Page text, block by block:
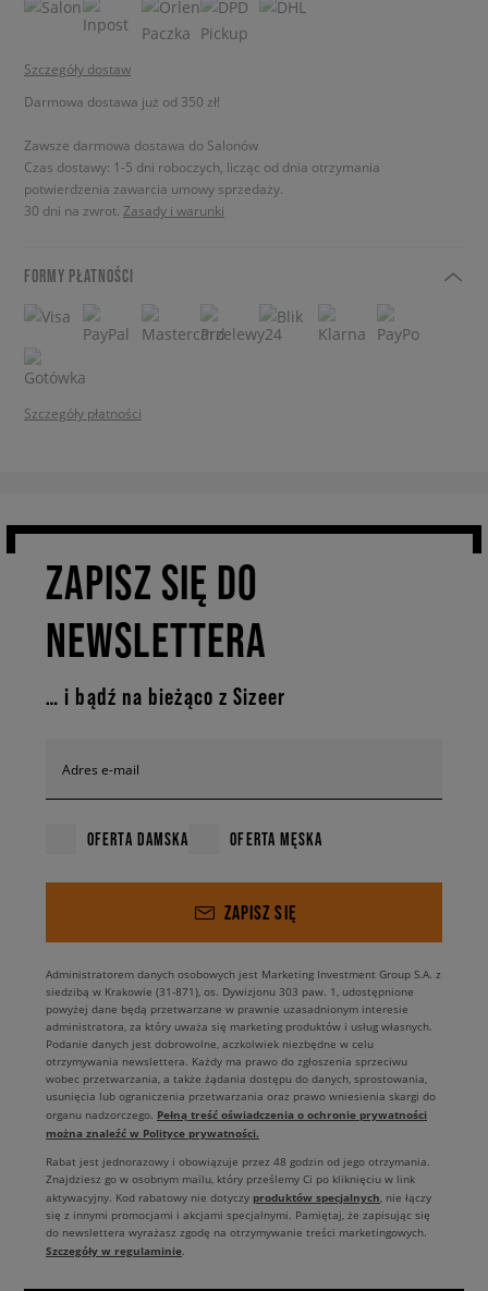
Szczegóły dostaw
Darmowa dostawa już od 350 zł!
Zawsze darmowa dostawa do Salonów
Czas dostawy: 1-5 dni roboczych, licząc od dnia otrzymania
potwierdzenia zawarcia umowy sprzedaży.
30 dni na zwrot. Zasady i warunki
FORMY PŁATNOŚCI
Szczegóły płatności
ZAPISZ SIĘ DO
NEWSLETTERA
… i bądź na bieżąco z Sizeer
Adres e-mail
OFERTA DAMSKA OFERTA MĘSKA
ZAPISZ SIĘ
Administratorem danych osobowych jest Marketing Investment Group S.A. z
siedzibą w Krakowie (31-871), os. Dywizjonu 303 paw. 1, udostępnione
powyżej dane będą przetwarzane w prawnie uzasadnionym interesie
administratora, za który uważa się marketing produktów i usług własnych.
Podanie danych jest dobrowolne, aczkolwiek niezbędne w celu
otrzymywania newslettera. Każdy ma prawo do zgłoszenia sprzeciwu
wobec przetwarzania, a także żądania dostępu do danych, sprostowania,
usunięcia lub ograniczenia przetwarzania oraz prawo wniesienia skargi do
organu nadzorczego. Pełną treść oświadczenia o ochronie prywatności
można znaleźć w Polityce prywatności.
Rabat jest jednorazowy i obowiązuje przez 48 godzin od jego otrzymania.
Znajdziesz go w osobnym mailu, który prześlemy Ci po kliknięciu w link
aktywacyjny. Kod rabatowy nie dotyczy produktów specjalnych, nie łączy
się z innymi promocjami i akcjami specjalnymi. Pamiętaj, że zapisując się
do newslettera wyrażasz zgodę na otrzymywanie treści marketingowych.
Szczegóły w regulaminie.